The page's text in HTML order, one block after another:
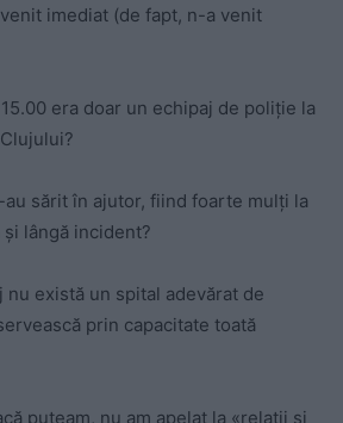
imediat (de fapt, n-a venit
era doar un echipaj de poliție la
sărit în ajutor, fiind foarte mulți la
și lângă incident?
nu există un spital adevărat de
prin capacitate toată
puteam, nu am apelat la «relații și